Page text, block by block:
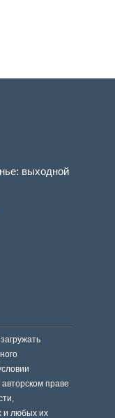
выходной
праве
и любых их